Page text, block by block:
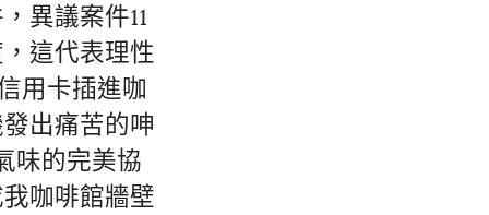
異議案件11
這代表理性
用卡插進咖
出痛苦的呻
味的完美協
咖啡館牆壁